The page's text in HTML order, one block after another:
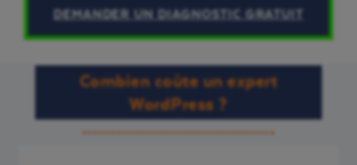
DEMANDER UN DIAGNOSTIC GRATUIT
Combien coûte un expert
WordPress ?